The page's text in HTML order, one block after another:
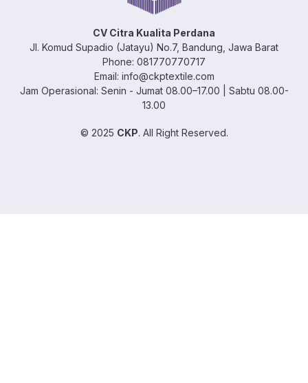
CV Citra Kualita Perdana
Jl. Komud Supadio (Jatayu) No.7, Bandung, Jawa Barat
Phone: 081770770717
Email: info@ckptextile.com
Jam Operasional: Senin - Jumat 08.00–17.00 | Sabtu 08.00-
13.00
© 2025 CKP. All Right Reserved.